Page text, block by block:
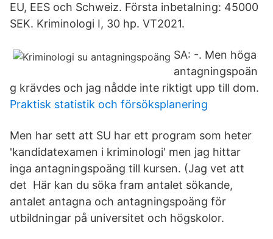
EU, EES och Schweiz. Första inbetalning: 45000
SEK. Kriminologi I, 30 hp. VT2021.
SA: -. Men höga
antagningspoän
g krävdes och jag nådde inte riktigt upp till dom.
Praktisk statistik och försöksplanering
Men har sett att SU har ett program som heter
'kandidatexamen i kriminologi' men jag hittar
inga antagningspoäng till kursen. (Jag vet att
det Här kan du söka fram antalet sökande,
antalet antagna och antagningspoäng för
utbildningar på universitet och högskolor.